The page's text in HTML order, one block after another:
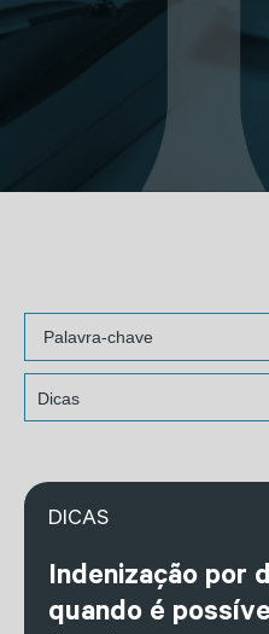
DICAS
Indenização por
quando é